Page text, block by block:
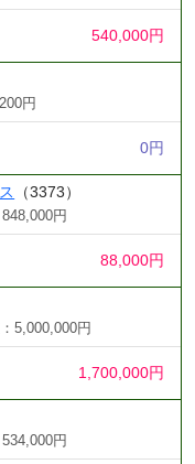
540,000円
円
0円
（3373）
円
88,000円
5,000,000円
1,700,000円
円